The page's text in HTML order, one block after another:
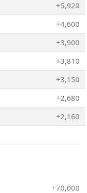
+5,920
+4,600
+3,900
+3,810
+3,150
+2,680
+2,160
+70,000